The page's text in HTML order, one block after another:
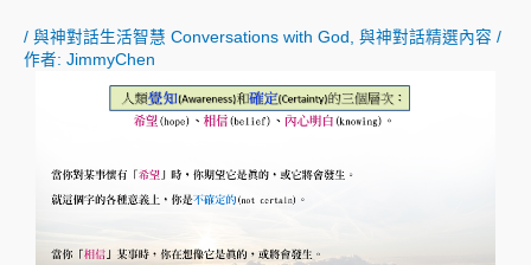
p
n
k
c
e
b
o
o
k
tt
er
e
C
h
at
ail
/ 與神對話生活智慧 Conversations with God 與神對話精選內容 /
作者: JimmyChen